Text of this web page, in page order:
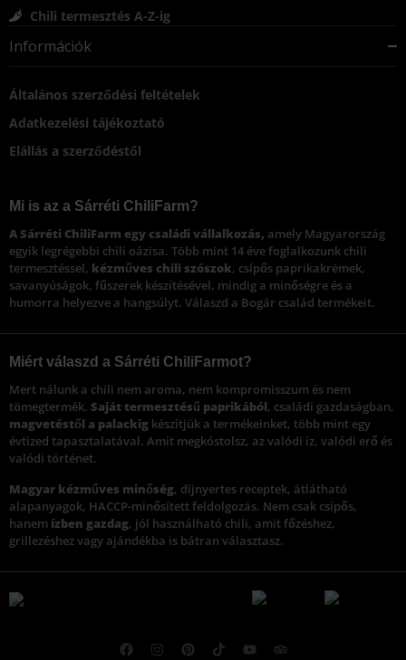
Chili termesztés A-Z-ig
Információk
Általános szerződési feltételek
Adatkezelési tájékoztató
Elállás a szerződéstől
Mi is az a Sárréti ChiliFarm?
A Sárréti ChiliFarm egy családi vállalkozás, amely Magyarország
egyik legrégebbi chili oázisa. Több mint 14 éve foglalkozunk chili
termesztéssel, kézműves chili szószok, csípős paprikakrémek,
savanyúságok, fűszerek készítésével, mindig a minőségre és a
humorra helyezve a hangsúlyt. Válaszd a Bogár család termékeit.
Miért válaszd a Sárréti ChiliFarmot?
Mert nálunk a chili nem aroma, nem kompromisszum és nem
tömegtermék. Saját termesztésű paprikából, családi gazdaságban,
magvetéstől a palackig készítjük a termékeinket, több mint egy
évtized tapasztalatával. Amit megkóstolsz, az valódi íz, valódi erő és
valódi történet.
Magyar kézműves minőség, díjnyertes receptek, átlátható
alapanyagok, HACCP-minősített feldolgozás. Nem csak csípős,
hanem ízben gazdag, jól használható chili, amit főzéshez,
grillezéshez vagy ajándékba is bátran választasz.